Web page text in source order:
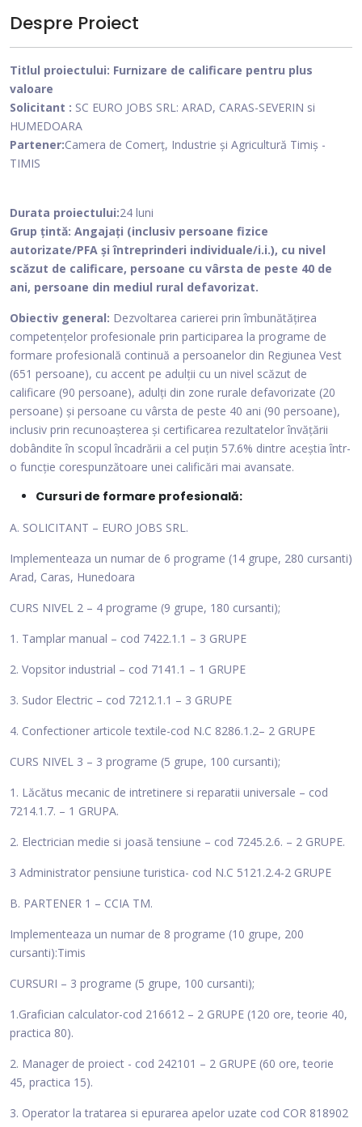
Despre Proiect
Titlul proiectului: Furnizare de calificare pentru plus
valoare
Solicitant : SC EURO JOBS SRL: ARAD, CARAS-SEVERIN si
HUMEDOARA
Partener:Camera de Comerț, Industrie și Agricultură Timiș -
TIMIS
Durata proiectului:24 luni
Grup țintă: Angajați (inclusiv persoane fizice
autorizate/PFA și întreprinderi individuale/i.i.), cu nivel
scăzut de calificare, persoane cu vârsta de peste 40 de
ani, persoane din mediul rural defavorizat.
Obiectiv general: Dezvoltarea carierei prin îmbunătățirea
competențelor profesionale prin participarea la programe de
formare profesională continuă a persoanelor din Regiunea Vest
(651 persoane), cu accent pe adulții cu un nivel scăzut de
calificare (90 persoane), adulți din zone rurale defavorizate (20
persoane) și persoane cu vârsta de peste 40 ani (90 persoane),
inclusiv prin recunoașterea și certificarea rezultatelor învățării
dobândite în scopul încadrării a cel puțin 57.6% dintre aceștia într-
o funcție corespunzătoare unei calificări mai avansate.
Cursuri de formare profesională:
A. SOLICITANT – EURO JOBS SRL.
Implementeaza un numar de 6 programe (14 grupe, 280 cursanti)
Arad, Caras, Hunedoara
CURS NIVEL 2 – 4 programe (9 grupe, 180 cursanti);
1. Tamplar manual – cod 7422.1.1 – 3 GRUPE
2. Vopsitor industrial – cod 7141.1 – 1 GRUPE
3. Sudor Electric – cod 7212.1.1 – 3 GRUPE
4. Confectioner articole textile-cod N.C 8286.1.2– 2 GRUPE
CURS NIVEL 3 – 3 programe (5 grupe, 100 cursanti);
1. Lăcătus mecanic de intretinere si reparatii universale – cod
7214.1.7. – 1 GRUPA.
2. Electrician medie si joasă tensiune – cod 7245.2.6. – 2 GRUPE.
3 Administrator pensiune turistica- cod N.C 5121.2.4-2 GRUPE
B. PARTENER 1 – CCIA TM.
Implementeaza un numar de 8 programe (10 grupe, 200
cursanti):Timis
CURSURI – 3 programe (5 grupe, 100 cursanti);
1.Grafician calculator-cod 216612 – 2 GRUPE (120 ore, teorie 40,
practica 80).
2. Manager de proiect - cod 242101 – 2 GRUPE (60 ore, teorie
45, practica 15).
3. Operator la tratarea si epurarea apelor uzate cod COR 818902